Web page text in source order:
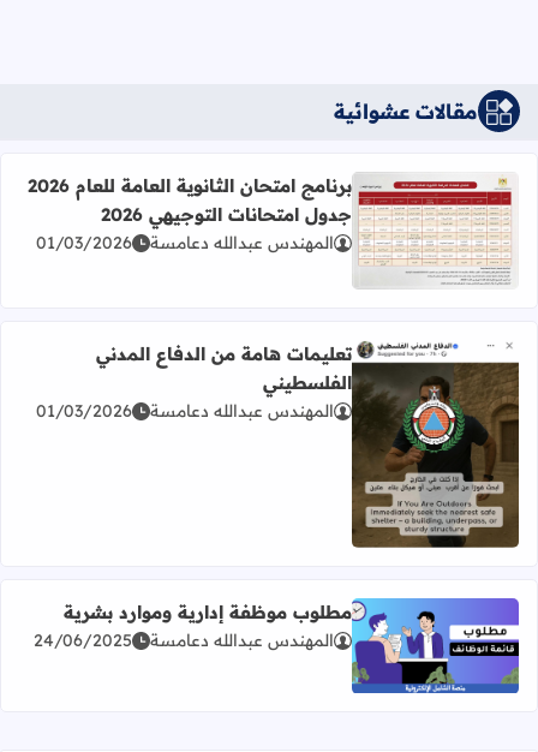
مقالات عشوائية
اقرأ المزيد عن برنامج امتحان الثانوية العامة للعام 2026 جدول امتحانات التوجيهي 2026
برنامج امتحان الثانوية العامة للعام 2026
جدول امتحانات التوجيهي 2026
المهندس عبدالله دعامسة 01/03/2026
اقرأ المزيد عن تعليمات هامة من الدفاع المدني الفلسطيني
تعليمات هامة من الدفاع المدني
الفلسطيني
المهندس عبدالله دعامسة 01/03/2026
اقرأ المزيد عن مطلوب موظفة إدارية وموارد بشرية
مطلوب موظفة إدارية وموارد بشرية
المهندس عبدالله دعامسة 24/06/2025